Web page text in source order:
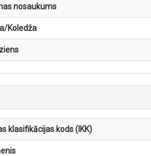
nosaukums
Koledža
klasifikācijas kods (IKK)